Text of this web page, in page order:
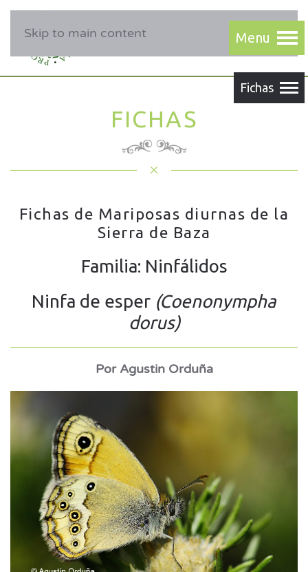
Skip to main content
FICHAS
Fichas de Mariposas diurnas de la
Sierra de Baza
Familia: Ninfálidos
Ninfa de esper (Coenonympha
dorus)
Por Agustin Orduña